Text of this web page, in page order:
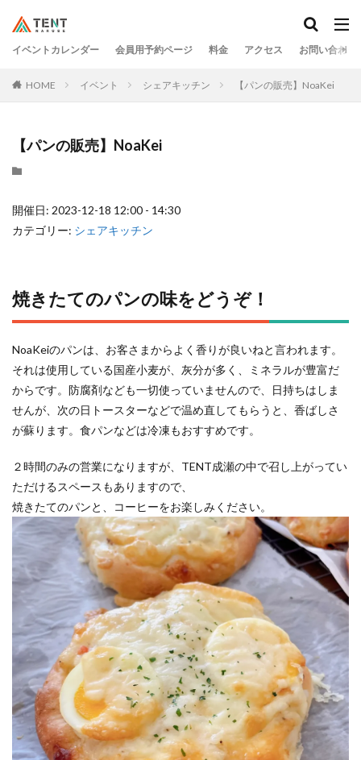
イベントカレンダー 会員用予約ページ 料金 アクセス お問い合わせ
HOME イベント シェアキッチン 【パンの販売】NoaKei
【パンの販売】NoaKei
開催日: 2023-12-18 12:00 - 14:30
カテゴリー: シェアキッチン
焼きたてのパンの味をどうぞ！
NoaKeiのパンは、お客さまからよく香りが良いねと言われます。
それは使用している国産小麦が、灰分が多く、ミネラルが豊富だ
からです。防腐剤なども一切使っていませんので、日持ちはしま
せんが、次の日トースターなどで温め直してもらうと、香ばしさ
が蘇ります。食パンなどは冷凍もおすすめです。
２時間のみの営業になりますが、TENT成瀬の中で召し上がってい
ただけるスペースもありますので、
焼きたてのパンと、コーヒーをお楽しみください。